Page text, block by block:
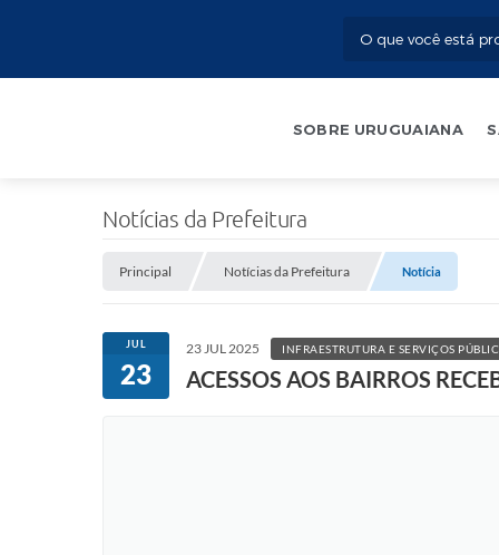
SOBRE URUGUAIANA
Notícias da Prefeitura
Principal Notícias da Prefeitura Notícia
JUL
23
23 JUL 2025 INFRAESTRUTURA E SERVIÇOS
ACESSOS AOS BAIRROS